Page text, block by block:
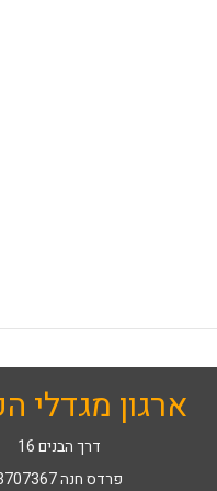
ארגון מגדלי
דרך הבנים 16
פרדס חנה 3707367